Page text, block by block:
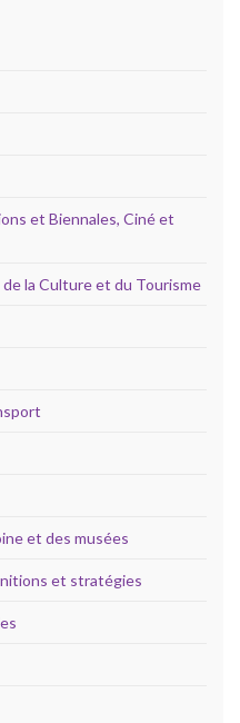
et Biennales, Ciné et
la Culture et du Tourisme
et des musées
et stratégies